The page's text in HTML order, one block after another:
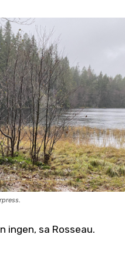
ingen, sa Rosseau.